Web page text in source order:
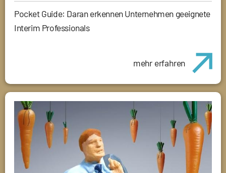
Pocket Guide: Daran erkennen Unternehmen geeignete
Interim Professionals
mehr erfahren